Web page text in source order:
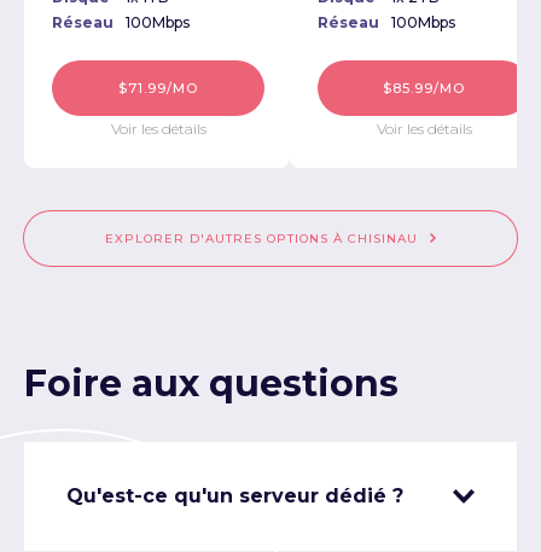
Réseau
100Mbps
$71.99/MO
Voir les détails
Réseau
100Mbps
$85.99/MO
Voir les détails
EXPLORER D'AUTRES OPTIONS À CHISINAU
Foire aux questions
Qu'est-ce qu'un serveur dédié ?